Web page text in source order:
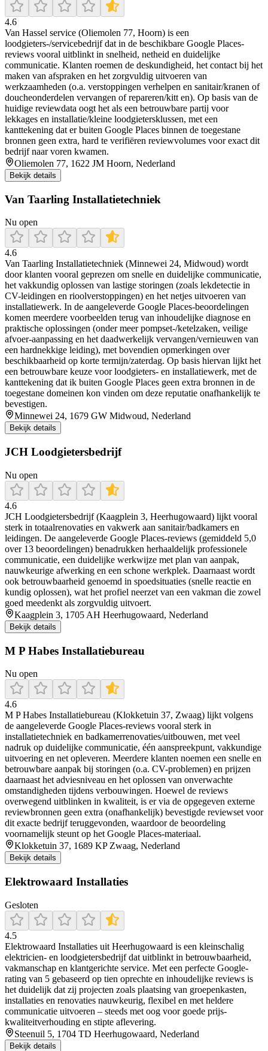
4.6
Van Hassel service (Oliemolen 77, Hoorn) is een
loodgieters-/servicebedrijf dat in de beschikbare Google Places-
reviews vooral uitblinkt in snelheid, netheid en duidelijke
communicatie. Klanten roemen de deskundigheid, het contact bij het
maken van afspraken en het zorgvuldig uitvoeren van
werkzaamheden (o.a. verstoppingen verhelpen en sanitair/kranen of
doucheonderdelen vervangen of repareren/kitt en). Op basis van de
huidige reviewdata oogt het als een betrouwbare partij voor
lekkages en installatie/kleine loodgietersklussen, met een
kanttekening dat er buiten Google Places binnen de toegestane
bronnen geen extra, hard te verifiëren reviewvolumes voor exact dit
bedrijf naar voren kwamen.
Oliemolen 77, 1622 JM Hoorn, Nederland
Bekijk details
Van Taarling Installatietechniek
Nu open
4.6
Van Taarling Installatietechniek (Minnewei 24, Midwoud) wordt
door klanten vooral geprezen om snelle en duidelijke communicatie,
het vakkundig oplossen van lastige storingen (zoals lekdetectie in
CV-leidingen en rioolverstoppingen) en het netjes uitvoeren van
installatiewerk. In de aangeleverde Google Places-beoordelingen
komen meerdere voorbeelden terug van inhoudelijke diagnose en
praktische oplossingen (onder meer pompset-/ketelzaken, veilige
afvoer-aanpassing en het daadwerkelijk vervangen/vernieuwen van
een hardnekkige leiding), met bovendien opmerkingen over
beschikbaarheid op korte termijn/zaterdag. Op basis hiervan lijkt het
een betrouwbare keuze voor loodgieters- en installatiewerk, met de
kanttekening dat ik buiten Google Places geen extra bronnen in de
toegestane domeinen kon vinden om deze reputatie onafhankelijk te
bevestigen.
Minnewei 24, 1679 GW Midwoud, Nederland
Bekijk details
JCH Loodgietersbedrijf
Nu open
4.6
JCH Loodgietersbedrijf (Kaagplein 3, Heerhugowaard) lijkt vooral
sterk in totaalrenovaties en vakwerk aan sanitair/badkamers en
leidingen. De aangeleverde Google Places-reviews (gemiddeld 5,0
over 13 beoordelingen) benadrukken herhaaldelijk professionele
communicatie, een duidelijke werkwijze met plan van aanpak,
nauwkeurige afwerking en een schone werkplek. Daarnaast wordt
ook betrouwbaarheid genoemd in spoedsituaties (snelle reactie en
kundig oplossen), wat het profiel neerzet van een vakman die zowel
goed meedenkt als zorgvuldig uitvoert.
Kaagplein 3, 1705 AH Heerhugowaard, Nederland
Bekijk details
M P Habes Installatiebureau
Nu open
4.6
M P Habes Installatiebureau (Klokketuin 37, Zwaag) lijkt volgens
de aangeleverde Google Places-reviews vooral sterk in
installatietechniek en badkamerrenovaties/uitbouwen, met veel
nadruk op duidelijke communicatie, één aanspreekpunt, vakkundige
uitvoering en net opleveren. Meerdere klanten noemen een snelle en
betrouwbare aanpak bij storingen (o.a. CV-problemen) en prijzen
daarnaast het adviesniveau en het oplossen van onverwachte
omstandigheden tijdens verbouwingen. Hoewel de reviews
overwegend uitblinken in kwaliteit, is er via de opgegeven externe
reviewbronnen geen extra (onafhankelijk) bevestigde reviewset voor
dit exacte bedrijf teruggevonden, waardoor de beoordeling
voornamelijk steunt op het Google Places-materiaal.
Klokketuin 37, 1689 KP Zwaag, Nederland
Bekijk details
Elektrowaard Installaties
Gesloten
4.5
Elektrowaard Installaties uit Heerhugowaard is een kleinschalig
elektricien- en loodgietersbedrijf dat uitblinkt in betrouwbaarheid,
vakmanschap en klantgerichte service. Met een perfecte Google-
rating van 5 gebaseerd op tien oprechte en inhoudelijke reviews is
het duidelijk dat zij projecten zoals plaatsing van groepenkasten,
installaties en renovaties nauwkeurig, flexibel en met heldere
communicatie uitvoeren – steeds met oog voor goede prijs-
kwaliteitverhouding en stipte aflevering.
Steenuil 5, 1704 TD Heerhugowaard, Nederland
Bekijk details